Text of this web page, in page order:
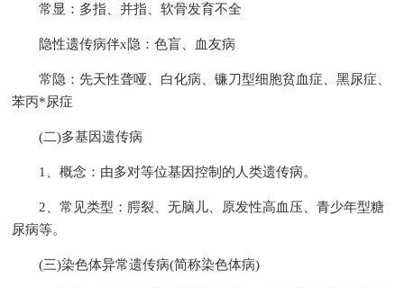
常显：多指、并指、软骨发育不全
隐性遗传病伴x隐：色盲、血友病
常隐：先天性聋哑、白化病、镰刀型细胞贫血症、黑尿症、
苯丙*尿症
(二)多基因遗传病
1、概念：由多对等位基因控制的人类遗传病。
2、常见类型：腭裂、无脑儿、原发性高血压、青少年型糖
尿病等。
(三)染色体异常遗传病(简称染色体病)